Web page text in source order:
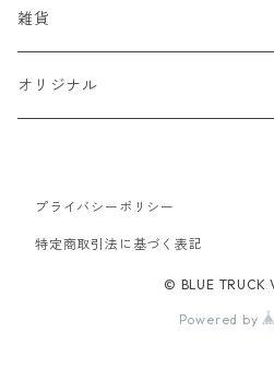
スタジャン
半袖Tシャツ
七分・長袖Tシャツ
シャツ
半袖シャツ
スウェット
パーカー
セーター
デニム
チノパン
コーデュロイ
雑貨
キャップ
ベルト
オリジナル
プライバシーポリシー
特定商取引法に基づく表記
© BLUE TRUCK
Powered by